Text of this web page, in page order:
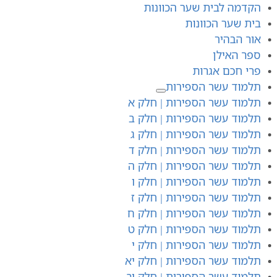
הקדמה לבית שער הכוונות
בית שער הכוונות
אור הבהיר
ספר האילן
פרי חכם אגרות
תלמוד עשר הספירות
תלמוד עשר הספירות | חלק א
תלמוד עשר הספירות | חלק ב
תלמוד עשר הספירות | חלק ג
תלמוד עשר הספירות | חלק ד
תלמוד עשר הספירות | חלק ה
תלמוד עשר הספירות | חלק ו
תלמוד עשר הספירות | חלק ז
תלמוד עשר הספירות | חלק ח
תלמוד עשר הספירות | חלק ט
תלמוד עשר הספירות | חלק י
תלמוד עשר הספירות | חלק יא